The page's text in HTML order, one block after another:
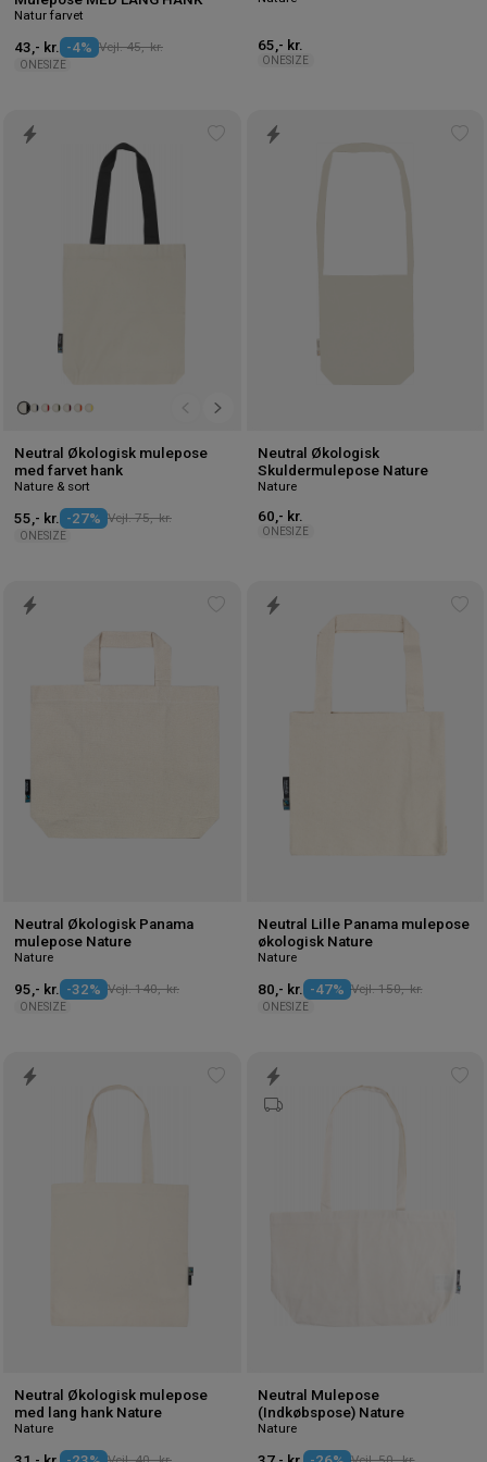
Natur farvet
43,- kr. -4% Vejl. 45,- kr.
ONESIZE
65,- kr.
ONESIZE
Neutral Økologisk mulepose
med farvet hank
Nature & sort
55,- kr. -27% Vejl. 75,- kr.
ONESIZE
Neutral Økologisk
Skuldermulepose Nature
Nature
60,- kr.
ONESIZE
Neutral Økologisk Panama
mulepose Nature
Nature
95,- kr. -32% Vejl. 140,- kr.
ONESIZE
Neutral Lille Panama mulepose
økologisk Nature
Nature
80,- kr. -47% Vejl. 150,- kr.
ONESIZE
Neutral Økologisk mulepose
med lang hank Nature
Nature
Neutral Mulepose
(Indkøbspose) Nature
Nature